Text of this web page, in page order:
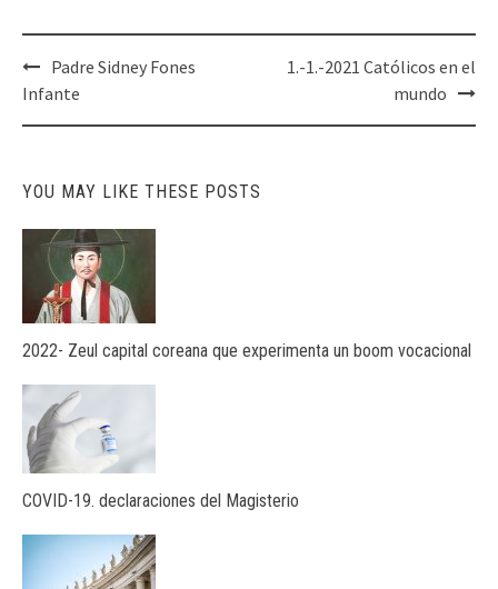
Post
navigation
Padre Sidney Fones
Infante
1.-1.-2021 Católicos en el
mundo
YOU MAY LIKE THESE POSTS
2022- Zeul capital coreana que experimenta un boom vocacional
COVID-19. declaraciones del Magisterio